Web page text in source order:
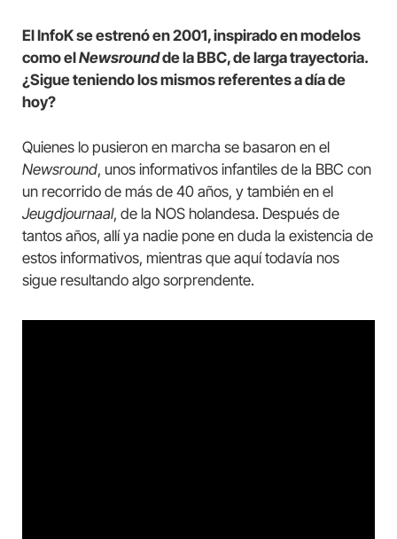
El InfoK se estrenó en 2001, inspirado en modelos
como elNewsroundde la BBC, de larga trayectoria.
¿Sigue teniendo los mismos referentes a día de
hoy?
Quienes lo pusieron en marcha se basaron en el
Newsround, unos informativos infantiles de la BBC con
un recorrido de más de 40 años, y también en el
Jeugdjournaal, de la NOS holandesa. Después de
tantos años, allí ya nadie pone en duda la existencia de
estos informativos, mientras que aquí todavía nos
sigue resultando algo sorprendente.